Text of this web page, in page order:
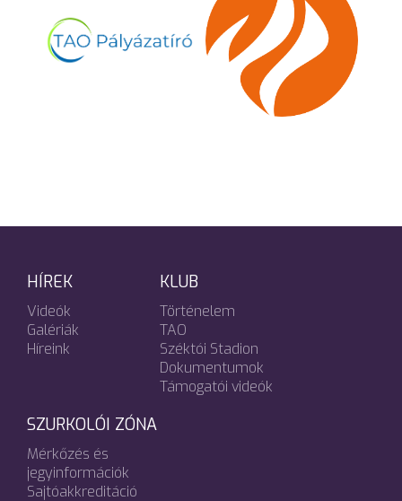
HÍREK
Videók
Galériák
Híreink
KLUB
Történelem
TAO
Széktói Stadion
Dokumentumok
Támogatói videók
SZURKOLÓI ZÓNA
Mérkőzés és
jegyinformációk
Sajtóakkreditáció